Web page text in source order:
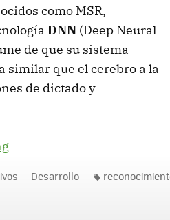
como MSR,
DNN (Deep Neural
de que su sistema
similar que el cerebro a la
de dictado y
Desarrollo